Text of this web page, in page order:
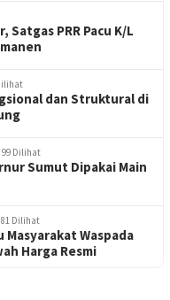
Satgas PRR Pacu K/L
dan Struktural di
99 Dilihat
Sumut Dipakai Main
81 Dilihat
Masyarakat Waspada
Harga Resmi